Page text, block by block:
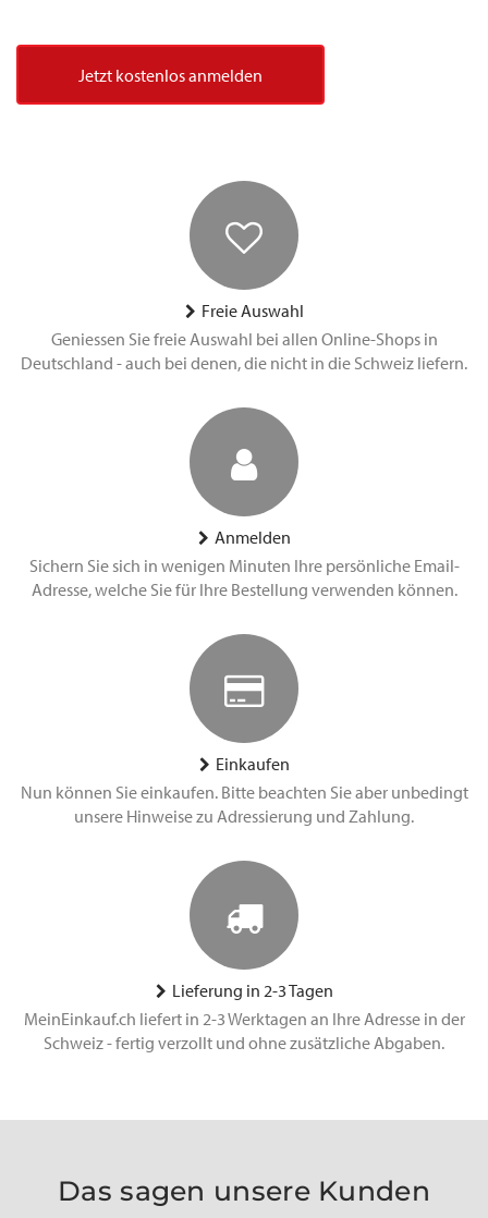
Jetzt kostenlos anmelden
Freie Auswahl
Geniessen Sie freie Auswahl bei allen Online-Shops in
Deutschland - auch bei denen, die nicht in die Schweiz liefern.
Anmelden
Sichern Sie sich in wenigen Minuten Ihre persönliche Email-
Adresse, welche Sie für Ihre Bestellung verwenden können.
Einkaufen
Nun können Sie einkaufen. Bitte beachten Sie aber unbedingt
unsere Hinweise zu Adressierung und Zahlung.
Lieferung in 2-3 Tagen
MeinEinkauf.ch liefert in 2-3 Werktagen an Ihre Adresse in der
Schweiz - fertig verzollt und ohne zusätzliche Abgaben.
Das sagen unsere Kunden